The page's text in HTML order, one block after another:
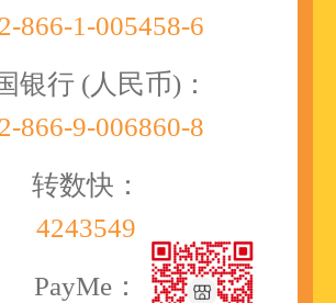
866-1-005458-6
银行 (人民币)：
866-9-006860-8
转数快：
4243549
PayMe：